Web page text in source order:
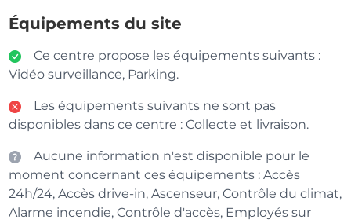
Équipements du site
Ce centre propose les équipements suivants :
Vidéo surveillance, Parking.
Les équipements suivants ne sont pas
disponibles dans ce centre : Collecte et livraison.
Aucune information n'est disponible pour le
moment concernant ces équipements : Accès
24h/24, Accès drive-in, Ascenseur, Contrôle du climat,
Alarme incendie, Contrôle d'accès, Employés sur